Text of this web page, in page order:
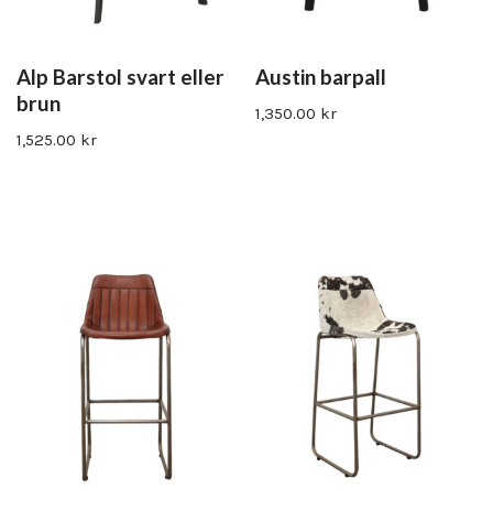
Alp Barstol svart eller
brun
1,525.00 kr
Austin barpall
1,350.00 kr